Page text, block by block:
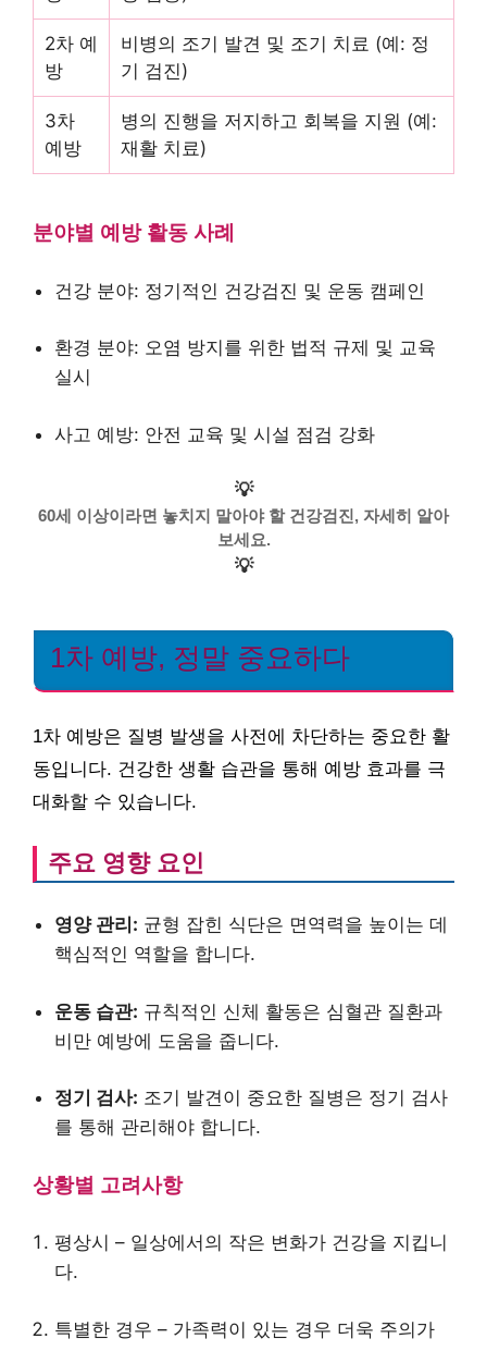
2차 예
방
비병의 조기 발견 및 조기 치료 (예: 정
기 검진)
3차
예방
병의 진행을 저지하고 회복을 지원 (예:
재활 치료)
분야별 예방 활동 사례
건강 분야: 정기적인 건강검진 및 운동 캠페인
환경 분야: 오염 방지를 위한 법적 규제 및 교육
실시
사고 예방: 안전 교육 및 시설 점검 강화
💡
60세 이상이라면 놓치지 말아야 할 건강검진, 자세히 알아
보세요.
💡
1차 예방, 정말 중요하다
1차 예방은 질병 발생을 사전에 차단하는 중요한 활
동입니다. 건강한 생활 습관을 통해 예방 효과를 극
대화할 수 있습니다.
주요 영향 요인
영양 관리: 균형 잡힌 식단은 면역력을 높이는 데
핵심적인 역할을 합니다.
운동 습관: 규칙적인 신체 활동은 심혈관 질환과
비만 예방에 도움을 줍니다.
정기 검사: 조기 발견이 중요한 질병은 정기 검사
를 통해 관리해야 합니다.
상황별 고려사항
평상시 – 일상에서의 작은 변화가 건강을 지킵니
다.
특별한 경우 – 가족력이 있는 경우 더욱 주의가